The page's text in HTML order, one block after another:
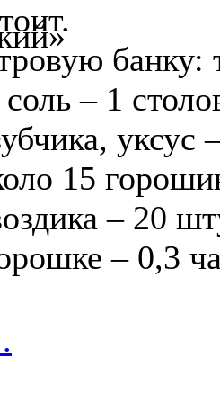
банку:
– 1
уксус
15
– 20
– 0,3